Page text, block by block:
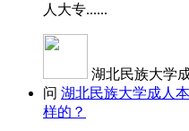
人大专......
湖北民族大学
问 湖北民族大学成人
样的？